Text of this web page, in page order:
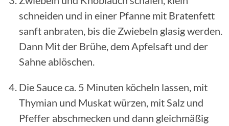
schneiden und in einer Pfanne mit Bratenfett
sanft anbraten, bis die Zwiebeln glasig werden.
Dann Mit der Brühe, dem Apfelsaft und der
Sahne ablöschen.
Die Sauce ca. 5 Minuten köcheln lassen, mit
Thymian und Muskat würzen, mit Salz und
Pfeffer abschmecken und dann gleichmäßig